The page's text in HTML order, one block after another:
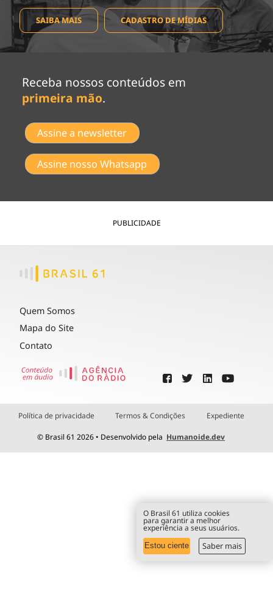
SAIBA MAIS CADASTRO DE MÍDIAS
Receba nossos conteúdos em
primeira mão.
Assine a newsletter
Assine nosso Whatsapp
PUBLICIDADE
Quem Somos
Mapa do Site
Contato
Política de privacidade Termos & Condições Expediente
© Brasil 61 2026 • Desenvolvido pela Humanoide.dev
O Brasil 61 utiliza cookies
para garantir a melhor
experiência a seus usuários.
Estou ciente Saber mais